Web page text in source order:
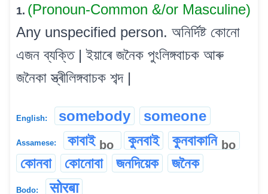
1. (Pronoun-Common &/or Masculine)
Any unspecified person. অনিৰ্দিষ্ট কোনো
এজন ব্যক্তি | ইয়াৰে জনৈক পুংলিঙ্গবাচক আৰু
জনৈকা স্ত্ৰীলিঙ্গবাচক শব্দ |
English: somebody someone
Assamese: কাবাই bo কুনবাই কুনবাকানি bo
কোনবা কোনোবা জনদিয়েক জনৈক
Bodo: सोरबा